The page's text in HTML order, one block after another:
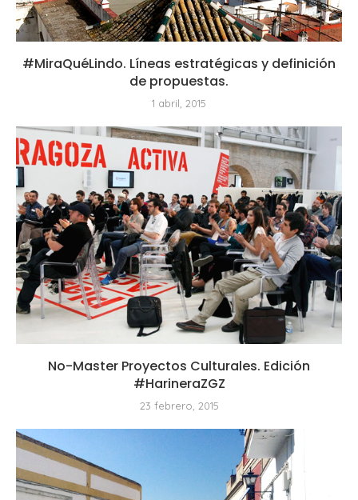
#MiraQuéLindo. Líneas estratégicas y definición
de propuestas.
1 abril, 2015
No-Master Proyectos Culturales. Edición
#HarineraZGZ
23 febrero, 2015